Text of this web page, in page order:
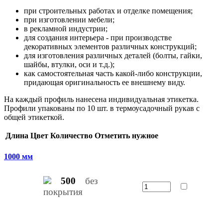
при строительных работах и отделке помещения;
при изготовлении мебели;
в рекламной индустрии;
для создания интерьера - при производстве
декоративных элементов различных конструкций;
для изготовления различных деталей (болты, гайки,
шайбы, втулки, оси и т.д.);
как самостоятельная часть какой-либо конструкции,
придающая оригинальность ее внешнему виду.
На каждый профиль нанесена индивидуальная этикетка.
Профили упакованы по 10 шт. в термоусадочный рукав с
общей этикеткой.
Длина Цвет Количество Отметить нужное
1000 мм
500
без
покрытия